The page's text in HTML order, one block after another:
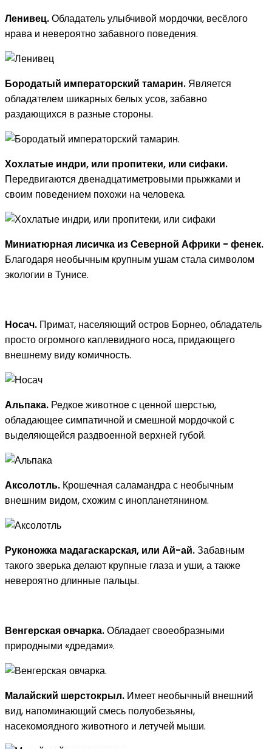
Ленивец.Обладатель улыбчивой мордочки, весёлого
нрава и невероятно забавного поведения.
Бородатый императорский тамарин. Является
обладателем шикарных белых усов, забавно
раздающихся в разные стороны.
Хохлатые индри, или пропитеки, или сифаки.
Передвигаются двенадцатиметровыми прыжками и
своим поведением похожи на человека.
Миниатюрная лисичка из Северной Африки - фенек.
Благодаря необычным крупным ушам стала символом
экологии в Тунисе.
Носач. Примат, населяющий остров Борнео, обладатель
просто огромного каплевидного носа, придающего
внешнему виду комичность.
Альпака. Редкое животное с ценной шерстью,
обладающее симпатичной и смешной мордочкой с
выделяющейся раздвоенной верхней губой.
Аксолотль. Крошечная саламандра с необычным
внешним видом, схожим с инопланетянином.
Руконожка мадагаскарская, или Ай-ай.Забавным
такого зверька делают крупные глаза и уши, а также
невероятно длинные пальцы.
Венгерская овчарка.Обладает своеобразными
природными «дредами».
Малайский шерстокрыл. Имеет необычный внешний
вид, напоминающий смесь полуобезьяны,
насекомоядного животного и летучей мыши.